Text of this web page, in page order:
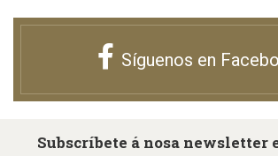
Síguenos en
Subscríbete á nosa newsletter